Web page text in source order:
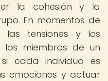
la cohesión y la
En momentos de
las tensiones y los
los miembros de un
cada individuo es
emociones y actuar